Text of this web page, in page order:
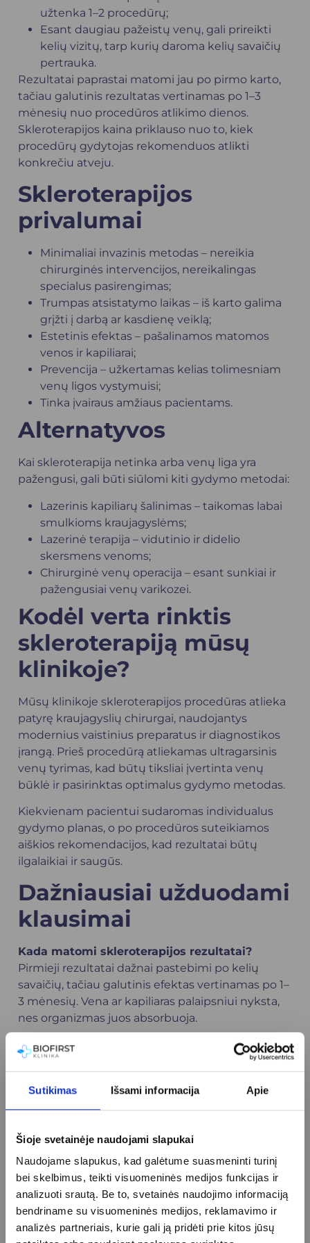
Sutikimas Išsami informacija Apie
Šioje svetainėje naudojami slapukai
Naudojame slapukus, kad galėtume suasmeninti turinį
bei skelbimus, teikti visuomeninės medijos funkcijas ir
analizuoti srautą. Be to, svetainės naudojimo informaciją
bendriname su visuomeninės medijos, reklamavimo ir
analizės partneriais, kurie gali ją pridėti prie kitos jūsų
užtenka 1–2 procedūrų;
Esant daugiau pažeistų venų, gali prireikti
kelių vizitų, tarp kurių daroma kelių savaičių
pertrauka.
Rezultatai paprastai matomi jau po pirmo karto,
tačiau galutinis rezultatas vertinamas po 1–3
mėnesių nuo procedūros atlikimo dienos.
Skleroterapijos kaina priklauso nuo to, kiek
procedūrų gydytojas rekomenduos atlikti
konkrečiu atveju.
Skleroterapijos
privalumai
Minimaliai invazinis metodas – nereikia
chirurginės intervencijos, nereikalingas
specialus pasirengimas;
Trumpas atsistatymo laikas – iš karto galima
grįžti į darbą ar kasdienę veiklą;
Estetinis efektas – pašalinamos matomos
venos ir kapiliarai;
Prevencija – užkertamas kelias tolimesniam
venų ligos vystymuisi;
Tinka įvairaus amžiaus pacientams.
Alternatyvos
Kai skleroterapija netinka arba venų liga yra
pažengusi, gali būti siūlomi kiti gydymo metodai:
Lazerinis kapiliarų šalinimas – taikomas labai
smulkioms kraujagyslėms;
Lazerinė terapija – vidutinio ir didelio
skersmens venoms;
Chirurginė venų operacija – esant sunkiai ir
pažengusiai venų varikozei.
Kodėl verta rinktis
skleroterapiją mūsų
klinikoje?
Mūsų klinikoje skleroterapijos procedūras atlieka
patyrę kraujagyslių chirurgai, naudojantys
modernius vaistinius preparatus ir diagnostikos
įrangą. Prieš procedūrą atliekamas ultragarsinis
venų tyrimas, kad būtų tiksliai įvertinta venų
būklė ir pasirinktas optimalus gydymo metodas.
Kiekvienam pacientui sudaromas individualus
gydymo planas, o po procedūros suteikiamos
aiškios rekomendacijos, kad rezultatai būtų
ilgalaikiai ir saugūs.
Dažniausiai užduodami
klausimai
Kada matomi skleroterapijos rezultatai?
Pirmieji rezultatai dažnai pastebimi po kelių
savaičių, tačiau galutinis efektas vertinamas po 1–
3 mėnesių. Vena ar kapiliaras palaipsniui nyksta,
nes organizmas juos absorbuoja.
Ar skleroterapija yra skausminga?
Skleroterapija paprastai yra gerai toleruojama.
jaučiamas tik nedidelis dūris ar trumpas
deginimo pojūtis.
Ar skleroterapija tinka vyrams?
Taip, skleroterapija tinkama tiek moterims, tiek
vyrams. Nors dažniau dėl estetikos kreipiasi
moterys, vyrams ši procedūra taip pat efektyviai
padeda sumažinti venų varikozės simptomus ir
diskomfortą.